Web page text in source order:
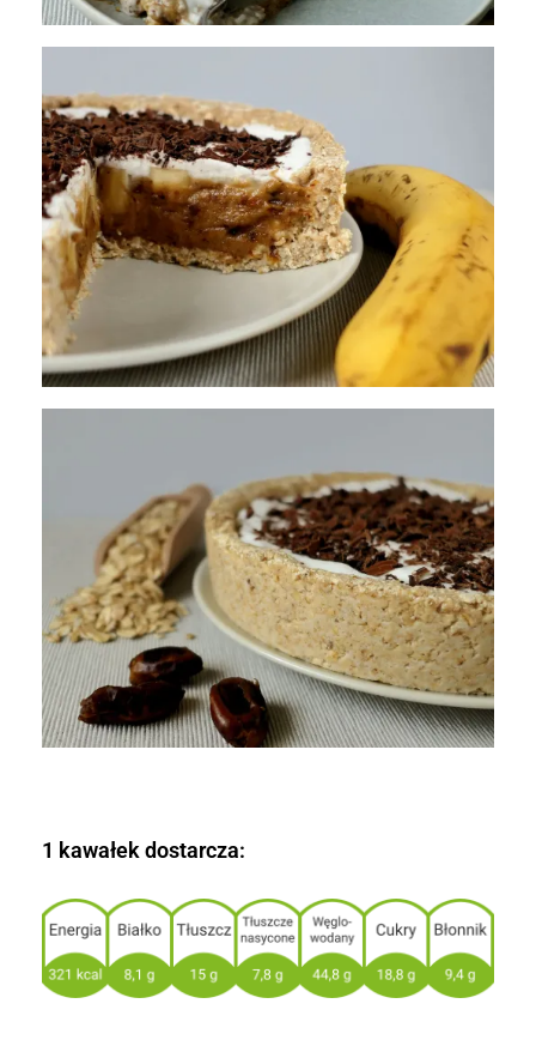
1 kawałek dostarcza: